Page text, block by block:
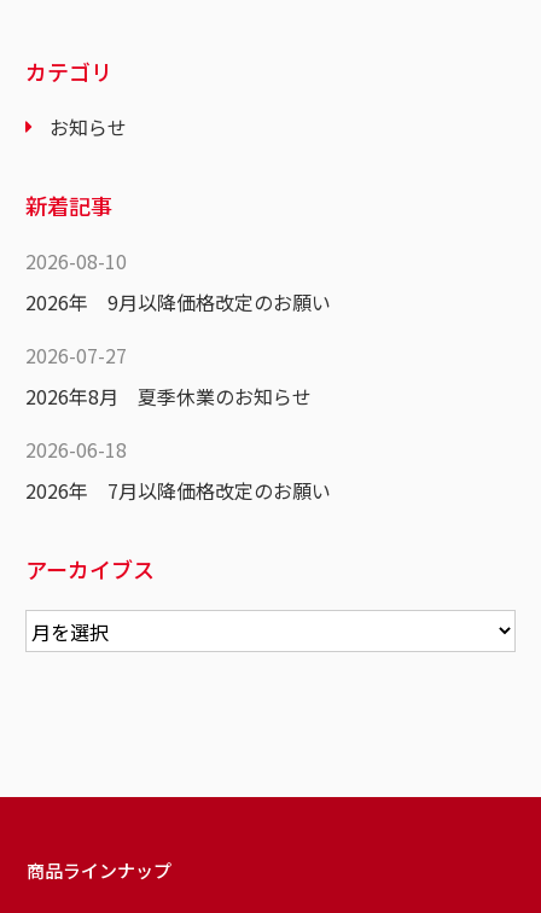
カテゴリ
お知らせ
新着記事
2026-08-10
2026年 9月以降価格改定のお願い
2026-07-27
2026年8月 夏季休業のお知らせ
2026-06-18
2026年 7月以降価格改定のお願い
アーカイブス
商品ラインナップ